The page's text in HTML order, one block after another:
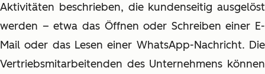
Aktivitäten beschrieben, die kundenseitig ausgelöst
werden – etwa das Öffnen oder Schreiben einer E-
Mail oder das Lesen einer WhatsApp-Nachricht. Die
Vertriebsmitarbeitenden des Unternehmens können